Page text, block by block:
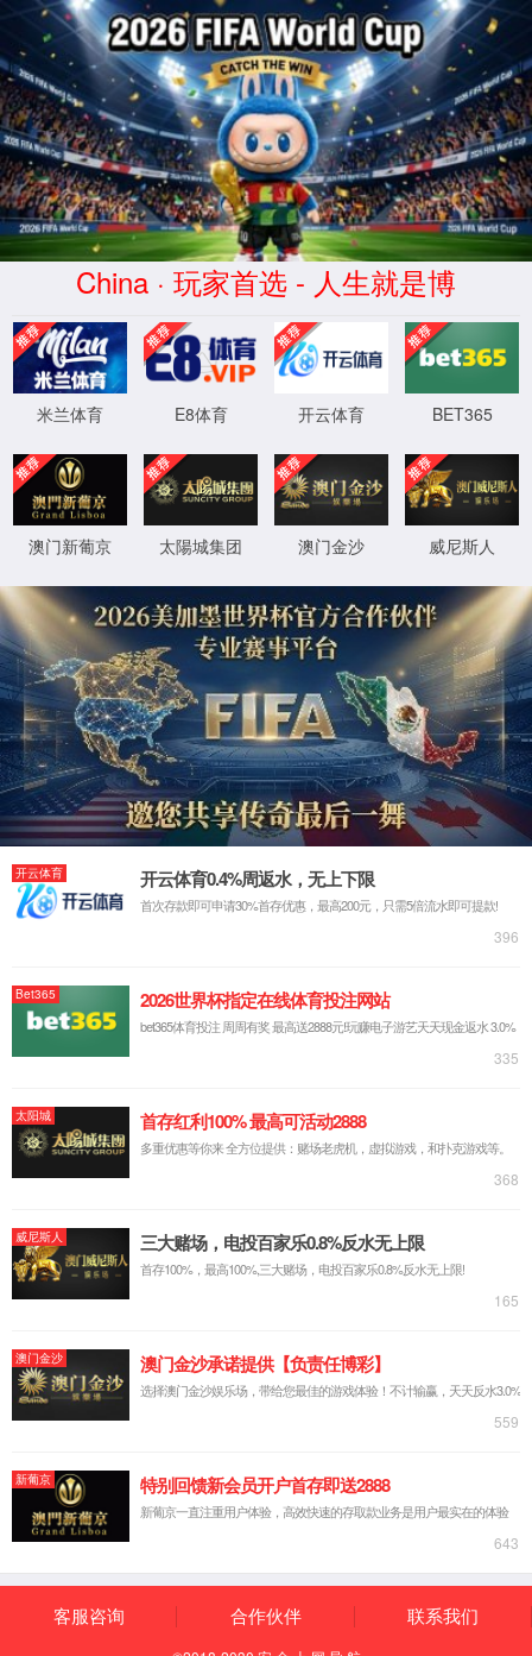
首页
实验室设计·咨询
实验室设计规划
实验室设计标准
实验室系统·方案
实验室通风系统
实验室净化系统
实验室供气系统
实验室供水系统
实验室三废系统
手术室净化系统
实验台系列